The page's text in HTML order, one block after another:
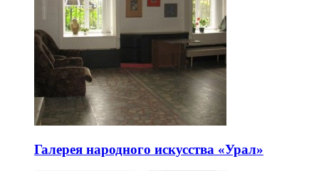
Галерея народного искусства «Урал»